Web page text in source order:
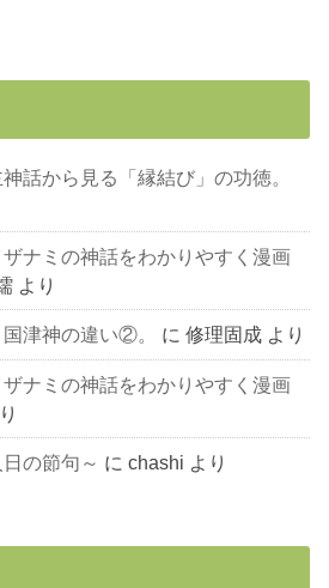
話から見る「縁結び」の功徳。
ナミの神話をわかりやすく漫画
より
国津神の違い②。 に修理固成 より
ナミの神話をわかりやすく漫画
の節句～ にchashi より